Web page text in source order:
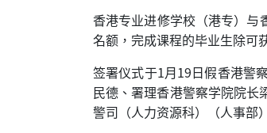
香港专业进修学校（港专）
名额，完成课程的毕业生除可
签署仪式于1月19日假香港警
民德、署理香港警察学院院长
警司（人力资源科）（人事部